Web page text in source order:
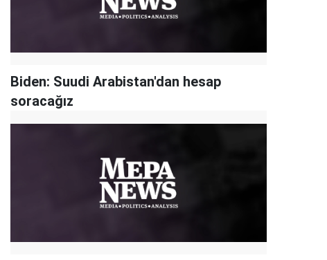
Biden: Suudi Arabistan'dan hesap
soracağız